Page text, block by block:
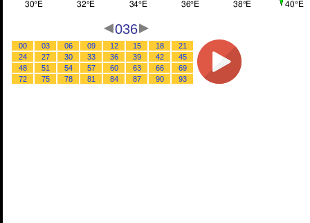
036
00 03 06 09 12 15 18
21
24
27 30 33 36 39 42
45
48
51 54 57 60 63 66
69
72
75 78 81 84 87 90 93